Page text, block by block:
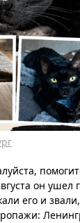
он ушел
его и